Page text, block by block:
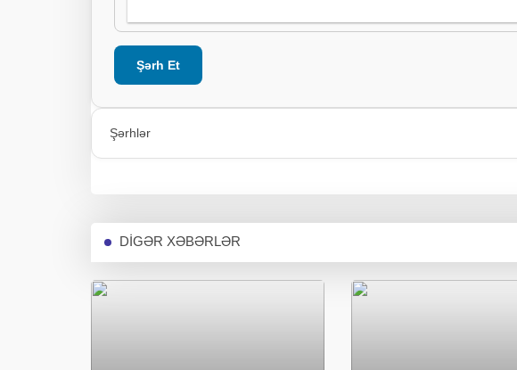
Şərh Et
Şərhlər
DİGƏR XƏBƏRLƏR